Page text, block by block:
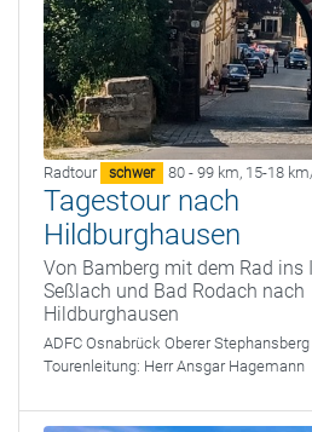
Radtour schwer 80 - 99 km, 15-18
Tagestour nach
Hildburghausen
Von Bamberg mit dem Rad ins
Seßlach und Bad Rodach nach
Hildburghausen
ADFC Osnabrück Oberer
Tourenleitung: Herr Ansgar Hagemann